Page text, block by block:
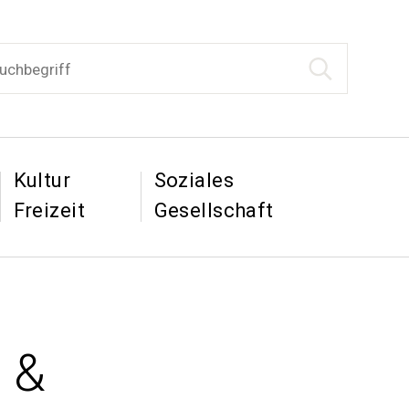
Suche starten
Kultur&
Freizeit
Soziales
Gesellschaft